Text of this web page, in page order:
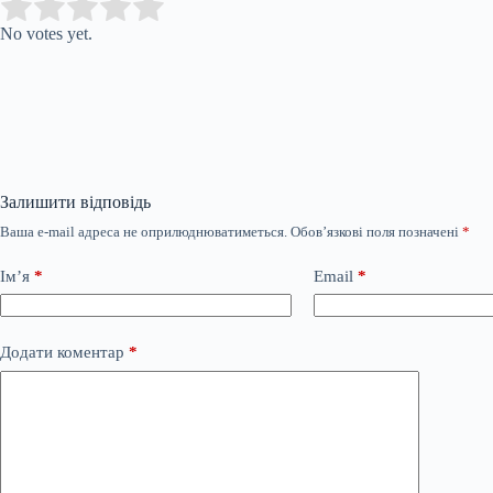
Rate this item:
No votes yet.
Залишити відповідь
Ваша e-mail адреса не оприлюднюватиметься. Обов’язкові поля позначені *
Ім’я * Email *
Додати коментар *